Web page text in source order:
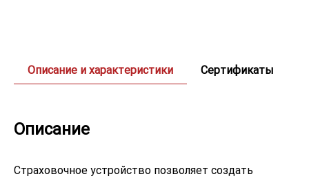
Описание и характеристики Сертификаты
Описание
Страховочное устройство позволяет создать